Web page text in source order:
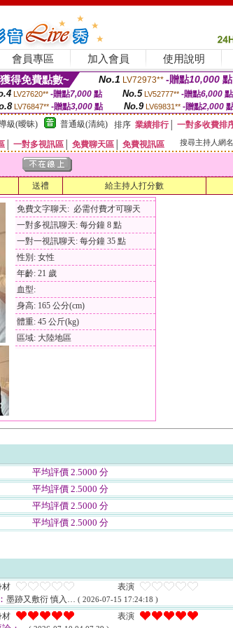
會員專區 加入會員 使用說明
得免費點數~ No.1 LV72973** -贈點10,000 點
LV27620** -贈點7,000點 No.5 LV52777** -贈點6,000點
LV76847** -贈點3,000 點 No.9 LV69831** -贈點2,000
級(曖昧) 普通級(清純) 排序 業績排行│ 一對多收費排
一對多視訊區 免費聊天區 免費視訊區 搜尋主持人網名
送禮 給主持人打分數
免費文字聊天: 必需付費才可聊天
一對多視訊聊天: 每分鐘 8 點
一對一視訊聊天: 每分鐘 35 點
性別: 女性
年齡: 21 歲
血型:
身高: 165 公分(cm)
體重: 45 公斤(kg)
區域: 大陸地區
平均評價 2.5000 分
平均評價 2.5000 分
平均評價 2.5000 分
平均評價 2.5000 分
材 表演
墨跡又敷衍 慎入… ( 2026-07-15 17:24:18 )
材 表演